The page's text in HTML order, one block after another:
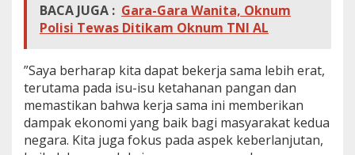
BACA JUGA : Gara-Gara Wanita, Oknum
Polisi Tewas Ditikam Oknum TNI AL
​”Saya berharap kita dapat bekerja sama lebih erat,
terutama pada isu-isu ketahanan pangan dan
memastikan bahwa kerja sama ini memberikan
dampak ekonomi yang baik bagi masyarakat kedua
negara. Kita juga fokus pada aspek keberlanjutan,